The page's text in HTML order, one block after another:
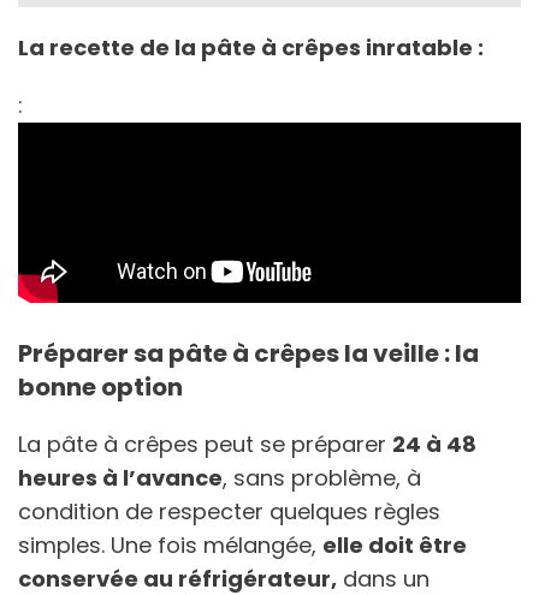
La recette de la pâte à crêpes inratable :
:
Préparer sa pâte à crêpes la veille : la
bonne option
La pâte à crêpes peut se préparer 24 à 48
heures à l’avance, sans problème, à
condition de respecter quelques règles
simples. Une fois mélangée, elle doit être
conservée au réfrigérateur, dans un